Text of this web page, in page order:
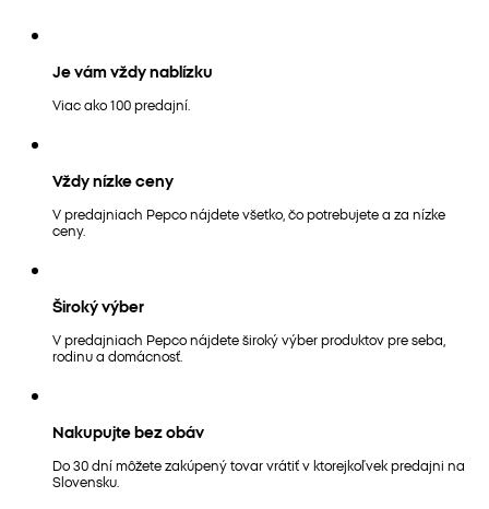
Je vám vždy nablízku
Viac ako 100 predajní.
Vždy nízke ceny
V predajniach Pepco nájdete všetko, čo potrebujete a za nízke
ceny.
Široký výber
V predajniach Pepco nájdete široký výber produktov pre seba,
rodinu a domácnosť.
Nakupujte bez obáv
Do 30 dní môžete zakúpený tovar vrátiť v ktorejkoľvek predajni na
Slovensku.